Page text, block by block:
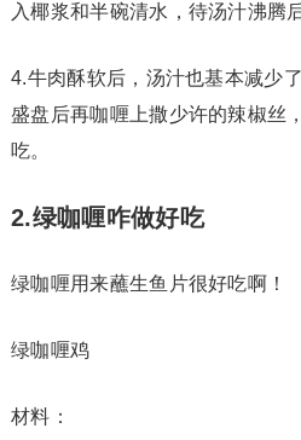
入椰浆和半碗清水，待汤汁沸腾
4.牛肉酥软后，汤汁也基本减少
盛盘后再咖喱上撒少许的辣椒丝
吃。
2.绿咖喱咋做好吃
绿咖喱用来蘸生鱼片很好吃啊！
绿咖喱鸡
材料：